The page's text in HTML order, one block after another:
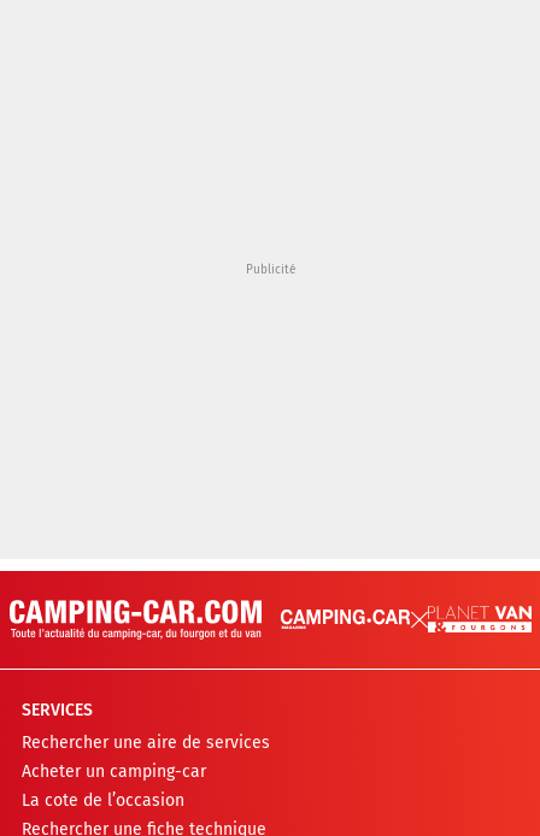
SERVICES
Rechercher une aire de services
Acheter un camping-car
La cote de l’occasion
Rechercher une fiche technique